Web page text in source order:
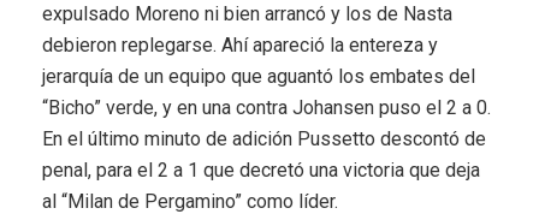
expulsado Moreno ni bien arrancó y los de Nasta
debieron replegarse. Ahí apareció la entereza y
jerarquía de un equipo que aguantó los embates del
“Bicho” verde, y en una contra Johansen puso el 2 a 0.
En el último minuto de adición Pussetto descontó de
penal, para el 2 a 1 que decretó una victoria que deja
al “Milan de Pergamino” como líder.